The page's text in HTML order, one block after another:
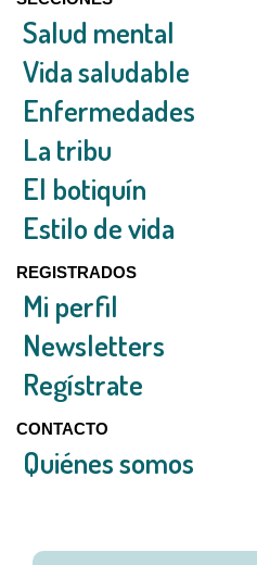
Salud mental
Vida saludable
Enfermedades
La tribu
El botiquín
Estilo de vida
REGISTRADOS
Mi perfil
Newsletters
Regístrate
CONTACTO
Quiénes somos